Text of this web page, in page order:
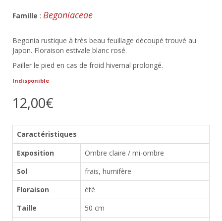
Famille : Begoniaceae
Begonia rustique à très beau feuillage découpé trouvé au
Japon. Floraison estivale blanc rosé.
Pailler le pied en cas de froid hivernal prolongé.
Indisponible
12,00€
Caractéristiques
Exposition
Ombre claire / mi-ombre
Sol
frais, humifère
Floraison
été
Taille
50 cm